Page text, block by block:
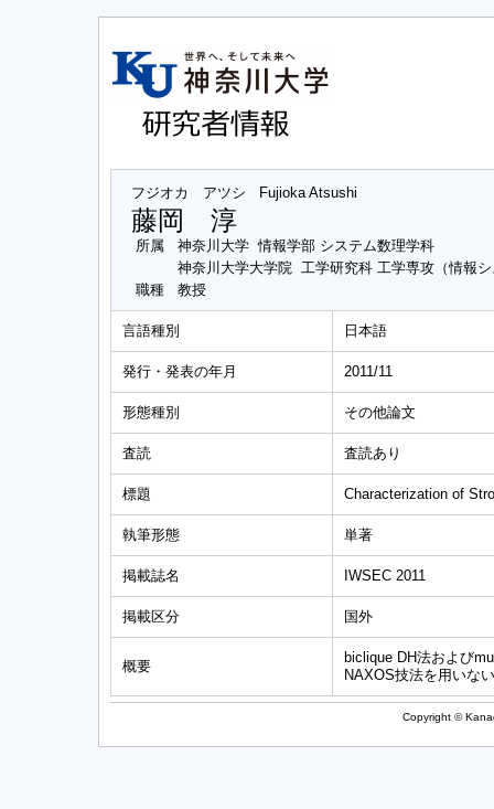
フジオカ アツシ Fujioka Atsushi
藤岡 淳
所属
神奈川大学 情報学部 システム数理学科
神奈川大学大学院 工学研究科 工学専攻（情報
職種
教授
言語種別 日本語
発行・発表の年月 2011/11
形態種別 その他論文
査読 査読あり
標題 Characterization of
執筆形態 単著
掲載誌名 IWSEC 2011
掲載区分 国外
概要
biclique DH法および
NAXOS技法を用いな
Copyright ©